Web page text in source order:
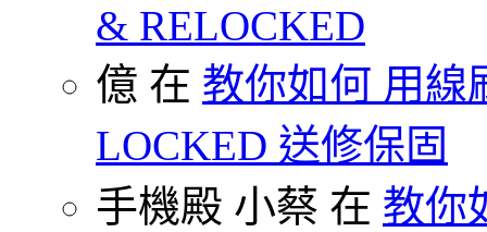
& RELOCKED
億 在 教你如何 用線
LOCKED 送修保固
手機殿 小蔡 在 教你